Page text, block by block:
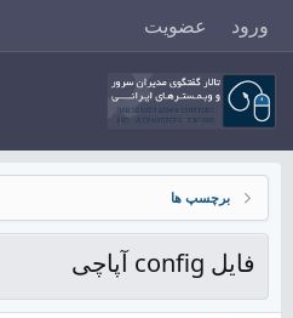
ورود عضویت
برچسپ ها
فایل config آپاچی